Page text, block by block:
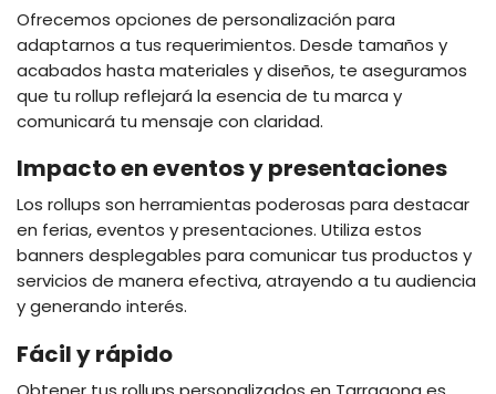
Ofrecemos opciones de personalización para
adaptarnos a tus requerimientos. Desde tamaños y
acabados hasta materiales y diseños, te aseguramos
que tu rollup reflejará la esencia de tu marca y
comunicará tu mensaje con claridad.
Impacto en eventos y presentaciones
Los rollups son herramientas poderosas para destacar
en ferias, eventos y presentaciones. Utiliza estos
banners desplegables para comunicar tus productos y
servicios de manera efectiva, atrayendo a tu audiencia
y generando interés.
Fácil y rápido